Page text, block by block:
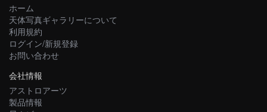
ホーム
天体写真ギャラリーについて
利用規約
ログイン/新規登録
お問い合わせ
会社情報
アストロアーツ
製品情報